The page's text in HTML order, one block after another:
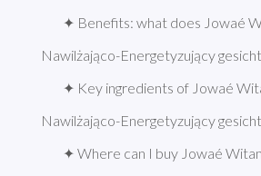
✦ Benefits: what does Jowaé
Nawilżająco-Energetyzujący
✦ Key ingredients of Jowaé
Nawilżająco-Energetyzujący
✦ Where can I buy Jowaé